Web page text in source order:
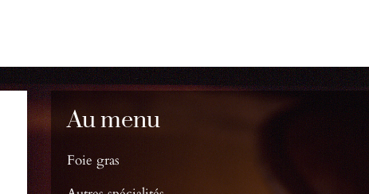
Au menu
Foie gras